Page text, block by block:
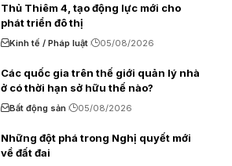
Thủ Thiêm 4, tạo động lực mới cho
phát triển đô thị
Kinh tế / Pháp luật 05/08/2026
Các quốc gia trên thế giới quản lý nhà
ở có thời hạn sở hữu thế nào?
Bất động sản 05/08/2026
Những đột phá trong Nghị quyết mới
về đất đai